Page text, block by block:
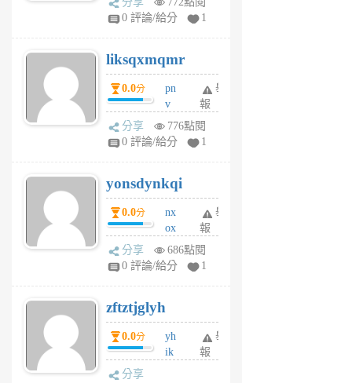
pj
6
個
月
前
0 評論/給分
1
liksqxmqmr
0.0分
pn
v
wt
sv
6
個
月
前
舉
報
分享
776點閱
0 評論/給分
1
yonsdynkqi
0.0分
nx
ox
rh
pe
月
前
舉
報
分享
686點閱
0 評論/給分
1
zftztjglyh
0.0分
yh
ik
舉
報
分享